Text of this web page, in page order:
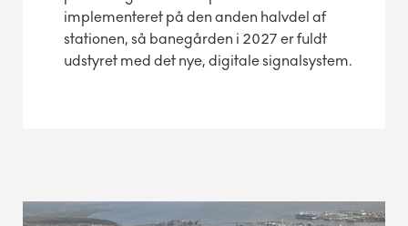
implementeret på den anden halvdel af
stationen, så banegården i 2027 er fuldt
udstyret med det nye, digitale signalsystem.